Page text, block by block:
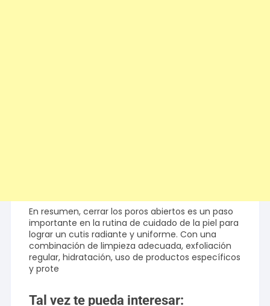
En resumen, cerrar los poros abiertos es un paso
importante en la rutina de cuidado de la piel para
lograr un cutis radiante y uniforme. Con una
combinación de limpieza adecuada, exfoliación
regular, hidratación, uso de productos específicos
y prote
Tal vez te pueda interesar: